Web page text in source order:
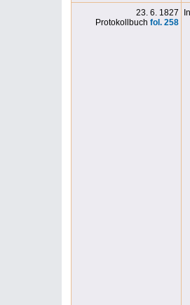
23. 6. 1827
Protokollbuch fol. 258